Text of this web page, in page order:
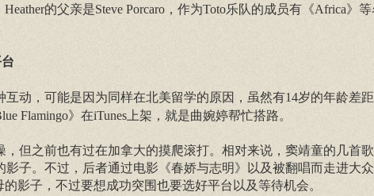
的父亲是Steve Porcaro，作为Toto乐队的成员有《Africa》
互动，可能是因为同样在北美留学的原因，虽然有14岁的年龄差
Flamingo》在iTunes上架，就是曲婉婷帮忙搭路。
但之前也有过在加拿大的摸爬滚打。相对来说，窦靖童的几首
子。不过，后者通过电影《春娇与志明》以及被翻唱而走进大
影子，不过要想成功突围也要选好平台以及等待机会。